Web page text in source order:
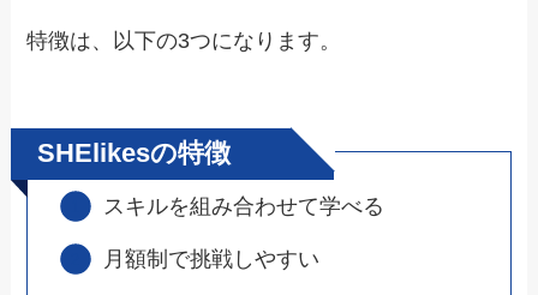
特徴は、以下の3つになります。
SHElikesの特徴
スキルを組み合わせて学べる
月額制で挑戦しやすい